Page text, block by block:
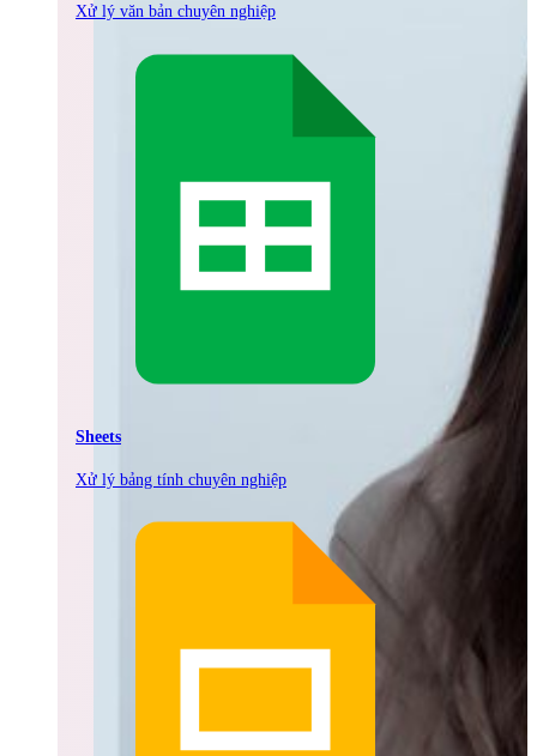
Xử lý văn bản chuyên nghiệp
Sheets
Xử lý bảng tính chuyên nghiệp